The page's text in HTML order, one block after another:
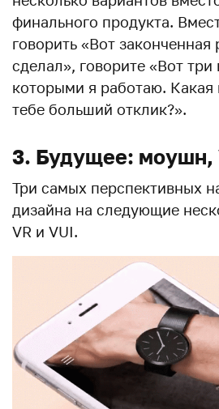
финального продукта.
говорить «Вот
сделал», говорите «Вот
которыми я работаю. Какая
тебе больший отклик?».
3. Будущее: моушн,
Три самых перспективных
дизайна на следующие
VR и VUI.